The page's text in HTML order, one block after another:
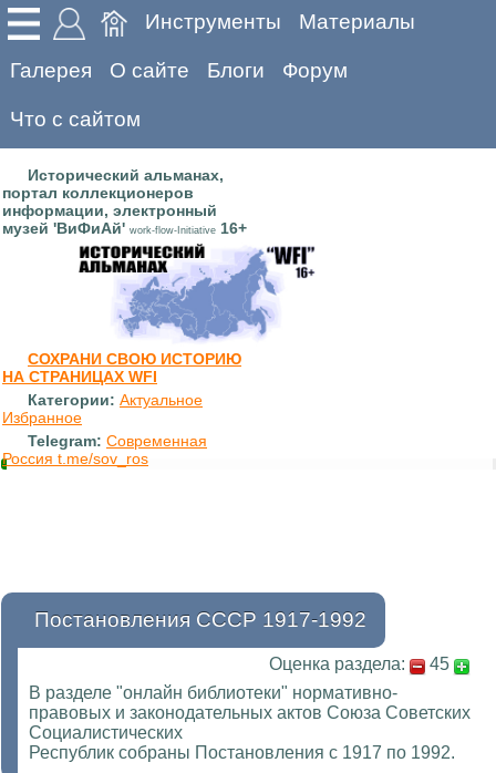
Инструменты Материалы
Галерея О сайте Блоги Форум
Что с сайтом
Исторический альманах,
портал коллекционеров
информации, электронный
музей 'ВиФиАй' work-flow-Initiative 16+
СОХРАНИ СВОЮ ИСТОРИЮ
НА СТРАНИЦАХ WFI
Категории: Актуальное
Избранное
Telegram: Современная
Россия t.me/sov_ros
Постановления СССР 1917-1992
Оценка раздела:
45
В разделе "онлайн библиотеки" нормативно-
правовых и законодательных актов Союза Советских
Социалистических
Республик собраны Постановления с 1917 по 1992.